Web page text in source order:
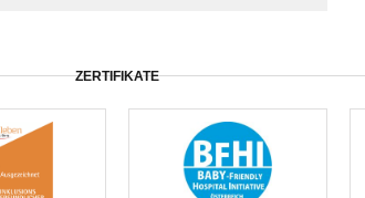
ZERTIFIKATE